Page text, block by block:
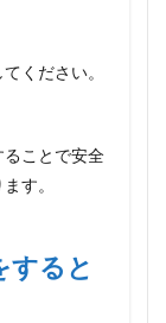
ください。
ことで安全
す。
すると